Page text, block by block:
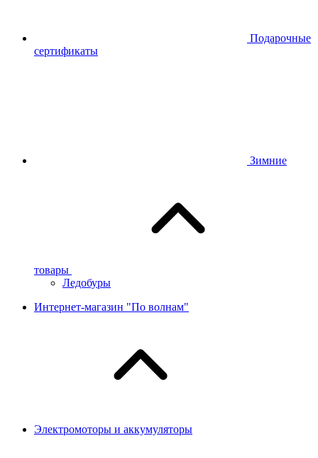
Подарочные
сертификаты
Зимние
товары
Ледобуры
Интернет-магазин "По волнам"
Электромоторы и аккумуляторы